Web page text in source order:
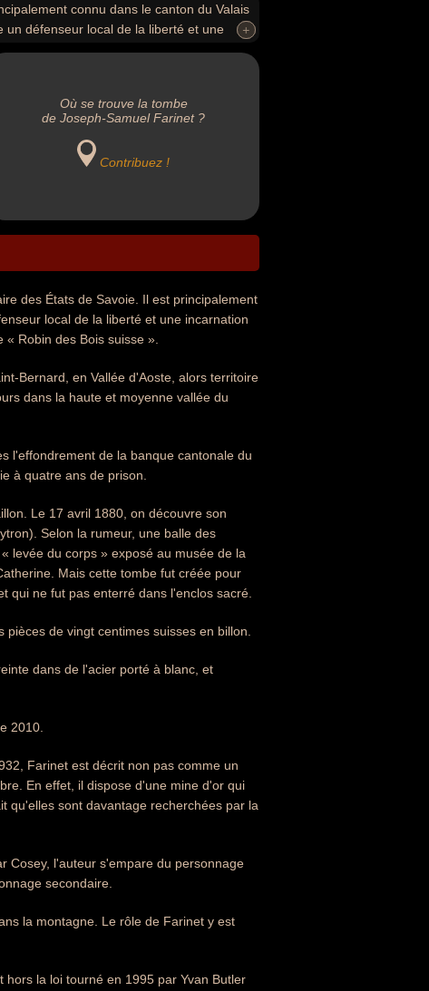
connu dans le canton du Valais
défenseur local de la liberté et une
+
+
Où se trouve la tombe
de Joseph-Samuel Farinet ?
Contribuez !
des États de Savoie. Il est principalement
local de la liberté et une incarnation
Robin des Bois suisse ».
Bernard, en Vallée d'Aoste, alors territoire
dans la haute et moyenne vallée du
l'effondrement de la banque cantonale du
à quatre ans de prison.
Le 17 avril 1880, on découvre son
Selon la rumeur, une balle des
levée du corps » exposé au musée de la
Mais cette tombe fut créée pour
qui ne fut pas enterré dans l'enclos sacré.
de vingt centimes suisses en billon.
dans de l'acier porté à blanc, et
2010.
Farinet est décrit non pas comme un
En effet, il dispose d'une mine d'or qui
qu'elles sont davantage recherchées par la
Cosey, l'auteur s'empare du personnage
secondaire.
la montagne. Le rôle de Farinet y est
la loi tourné en 1995 par Yvan Butler